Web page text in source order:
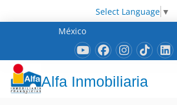
Select Language ▼
México
Alfa Inmobiliaria